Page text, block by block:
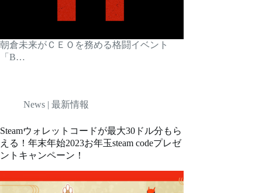
朝倉未来がＣＥＯを務める格闘イベント
「B…
News | 最新情報
Steamウォレットコードが最大30ドル分もら
える！年末年始2023お年玉steam codeプレゼ
ントキャンペーン！